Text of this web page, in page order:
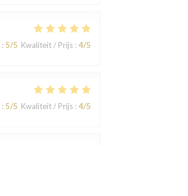
: 5/5 Kwaliteit / Prijs : 4/5
: 5/5 Kwaliteit / Prijs : 4/5